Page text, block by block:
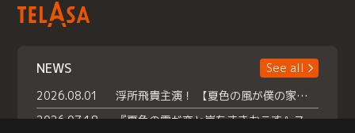
NEWS
See all
2026.08.01
浮所飛貴主演！ 【夏色の風が僕の家にやってきた】 本日よりテラサで独占配信スタート！
2026.07.18
『夏色の雲が恋と嵐をまきおこす』スペシャルメイキング 【Part1】2026年７月18日（土）23時30分～配信スタート！話題のシーンの裏側を大公開！豪華キャスト大集合！ 『武宮家 真夏の家族会議』開催！